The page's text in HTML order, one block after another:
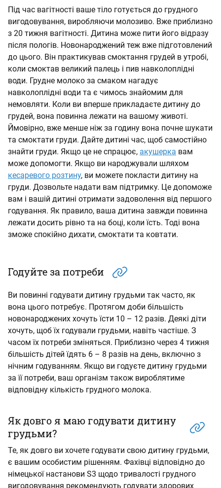
Під час вагітності ваше тіло готується до грудного
вигодовування, виробляючи молозиво. Вже приблизно
з 20 тижня вагітності. Дитина може пити його відразу
після пологів. Новонароджений теж вже підготовлений
до цього. Він практикував смоктання грудей в утробі,
коли смоктав великий палець і пив навколоплідні
води. Грудне молоко за смаком нагадує
навколоплідні води та є чимось знайомим для
немовляти. Коли ви вперше прикладаєте дитину до
грудей, вона повинна лежати на вашому животі.
Ймовірно, вже менше ніж за годину вона почне шукати
та смоктати груди. Дайте дитині час, щоб самостійно
знайти груди. Якщо це не спрацює, акушерка вам
може допомогти. Якщо ви народжували шляхом
кесаревого розтину, ви можете покласти дитину на
груди. Дозвольте надати вам підтримку. Це допоможе
вам і вашій дитині отримати задоволення від першого
годування. Як правило, ваша дитина завжди повинна
лежати досить рівно та на боці, коли їсть. Тоді вона
зможе спокійно дихати, смоктати та ковтати.
Годуйте за потреби
Ви повинні годувати дитину грудьми так часто, як
вона цього потребує. Протягом доби більшість
новонароджених хочуть їсти 10 – 12 разів. Деякі діти
хочуть, щоб їх годували грудьми, навіть частіше. З
часом їх потреби зміняться. Приблизно через 4 тижня
більшість дітей їдять 6 – 8 разів на день, включно з
нічним годуванням. Якщо ви годуєте дитину грудьми
за її потреби, ваш організм також вироблятиме
відповідну кількість грудного молока.
Як довго я маю годувати дитину
грудьми?
Те, як довго ви хочете годувати свою дитину грудьми,
є вашим особистим рішенням. Фахівці відповідно до
німецької настанови S3 щодо тривалості грудного
вигодовування рекомендують годувати здорових